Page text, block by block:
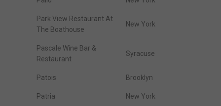
Park View Restaurant At
The Boathouse
New York
Pascale Wine Bar &
Restaurant
Syracuse
Patois Brooklyn
Patria New York